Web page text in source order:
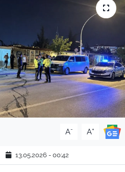
A- A+
13.05.2026 - 00:42